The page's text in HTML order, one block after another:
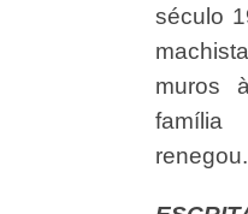
século
muros
renegou.